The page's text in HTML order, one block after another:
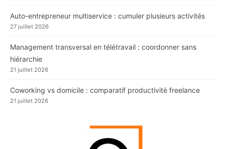
Auto-entrepreneur multiservice : cumuler plusieurs activités
27 juillet 2026
Management transversal en télétravail : coordonner sans
hiérarchie
21 juillet 2026
Coworking vs domicile : comparatif productivité freelance
21 juillet 2026